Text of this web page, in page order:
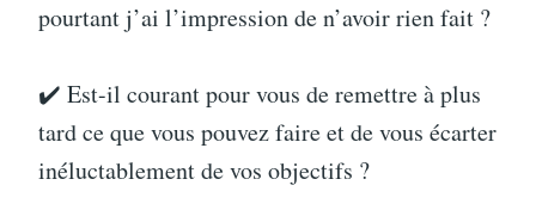
pourtant j’ai l’impression de n’avoir rien fait ?
✔️ Est-il courant pour vous de remettre à plus
tard ce que vous pouvez faire et de vous écarter
inéluctablement de vos objectifs ?